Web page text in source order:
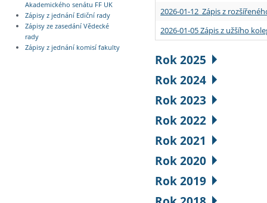
Akademického senátu FF UK
Zápisy z jednání Ediční rady
Zápisy ze zasedání Vědecké
rady
Zápisy z jednání komisí fakulty
2026-01-12 Zápis z
2026-01-05 Zápis z užšího
Rok 2025
Rok 2024
Rok 2023
Rok 2022
Rok 2021
Rok 2020
Rok 2019